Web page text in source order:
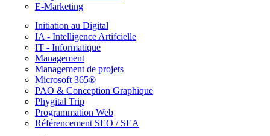
E-Marketing
Initiation au Digital
IA - Intelligence Artifcielle
IT - Informatique
Management
Management de projets
Microsoft 365®
PAO & Conception Graphique
Phygital Trip
Programmation Web
Référencement SEO / SEA